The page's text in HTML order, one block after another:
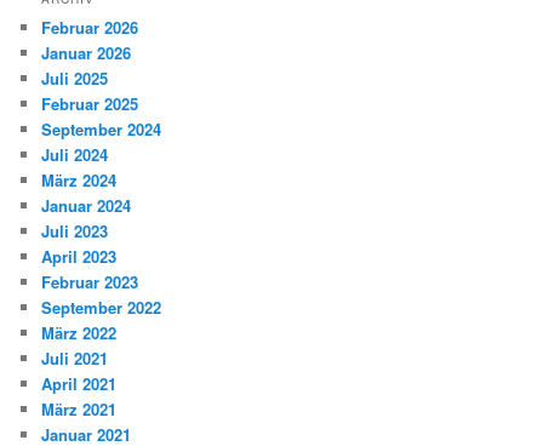
Februar 2026
Januar 2026
Juli 2025
Februar 2025
September 2024
Juli 2024
März 2024
Januar 2024
Juli 2023
April 2023
Februar 2023
September 2022
März 2022
Juli 2021
April 2021
März 2021
Januar 2021